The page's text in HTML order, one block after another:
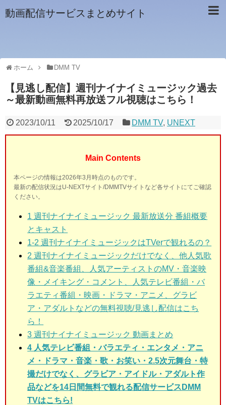
動画配信サービスまとめサイト
ホーム DMM TV
【見逃し配信】週刊ナイナイミュージック過去
～最新動画無料再放送フル視聴はこちら！
2023/10/11 2025/10/17 DMM TV, UNEXT
Main Contents
本ページの情報は2026年3月時点のものです。
最新の配信状況はU-NEXTサイト/DMMTVサイトなど各サイトにてご確認
ください。
1 週刊ナイナイミュージック 最新放送分 番組概要
とキャスト
1-2 週刊ナイナイミュージックはTVerで観れるの？
2 週刊ナイナイミュージックだけでなく、他人気歌
番組&音楽番組、人気アーティストのMV・音楽映
像・メイキング・コメント、人気テレビ番組・バ
ラエティ番組・映画・ドラマ・アニメ、グラビ
ア・アダルトなどの無料視聴/見逃し配信はこち
ら！
3 週刊ナイナイミュージック 動画まとめ
4 人気テレビ番組・バラエティ・エンタメ・アニ
メ・ドラマ・音楽・歌・お笑い・2.5次元舞台・特
撮だけでなく、グラビア・アイドル・アダルト作
品などを14日間無料で観れる配信サービスDMM
TVはこちら!